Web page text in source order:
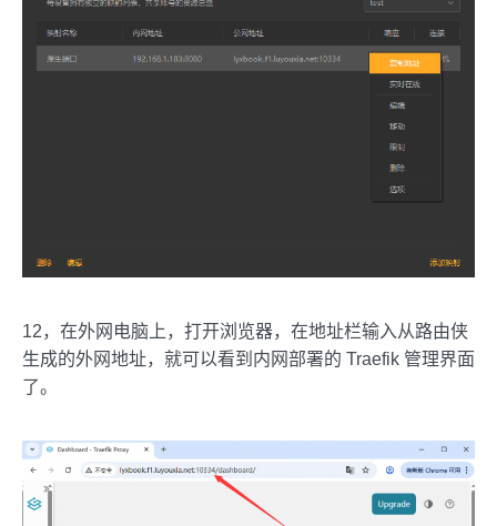
12，在外网电脑上，打开浏览器，在地址栏输入从路由侠
生成的外网地址，就可以看到内网部署的 Traefik 管理界面
了。